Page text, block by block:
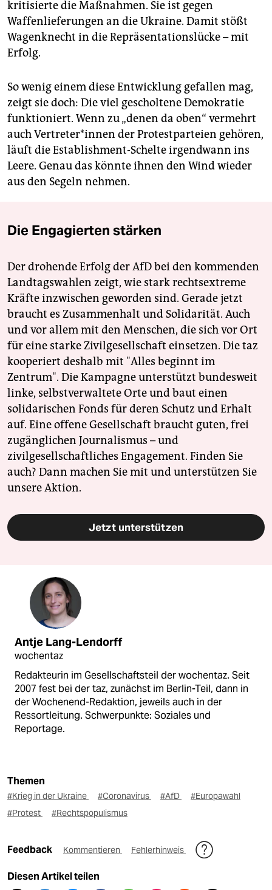
kritisierte die Maßnahmen. Sie ist gegen
Waffenlieferungen an die Ukraine. Damit stößt
Wagenknecht in die Repräsentationslücke – mit
Erfolg.
So wenig einem diese Entwicklung gefallen mag,
zeigt sie doch: Die viel gescholtene Demokratie
funktioniert. Wenn zu „denen da oben“ vermehrt
auch Ver­tre­te­r*in­nen der Protestparteien gehören,
läuft die Establishment-Schelte irgendwann ins
Leere. Genau das könnte ihnen den Wind wieder
aus den Segeln nehmen.
Die Engagierten stärken
Der drohende Erfolg der AfD bei den kommenden
Landtagswahlen zeigt, wie stark rechtsextreme
Kräfte inzwischen geworden sind. Gerade jetzt
braucht es Zusammenhalt und Solidarität. Auch
und vor allem mit den Menschen, die sich vor Ort
für eine starke Zivilgesellschaft einsetzen. Die taz
kooperiert deshalb mit "Alles beginnt im
Zentrum". Die Kampagne unterstützt bundesweit
linke, selbstverwaltete Orte und baut einen
solidarischen Fonds für deren Schutz und Erhalt
auf. Eine offene Gesellschaft braucht guten, frei
zugänglichen Journalismus – und
zivilgesellschaftliches Engagement. Finden Sie
auch? Dann machen Sie mit und unterstützen Sie
unsere Aktion.
Jetzt unterstützen
Antje Lang-Lendorff
wochentaz
Redakteurin im Gesellschaftsteil der wochentaz. Seit
2007 fest bei der taz, zunächst im Berlin-Teil, dann in
der Wochenend-Redaktion, jeweils auch in der
Ressortleitung. Schwerpunkte: Soziales und
Reportage.
Themen
#Krieg in der Ukraine #Coronavirus #AfD
#Europawahl
#Protest
#Rechtspopulismus
Feedback Kommentieren Fehlerhinweis
Diesen Artikel teilen